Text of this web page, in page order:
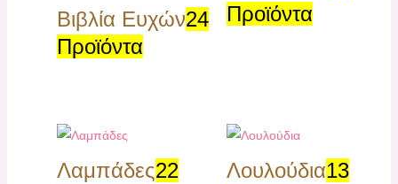
Βιβλία Ευχών24
Προϊόντα
Προϊόντα
Λαμπάδες22
Λουλούδια13